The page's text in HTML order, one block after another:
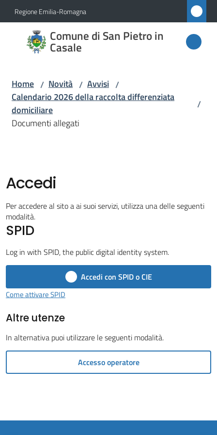
Vai al contenuto
Vai alla navigazione
Vai al footer
Regione Emilia-Romagna
Comune di San Pietro in
Casale
Comune
di San
Casale
Menu selezionato
Servizi
Vivere
il
Trasparente
Tutti
argomenti...
Home / Novità / Avvisi /
Calendario 2026 della raccolta differenziata
domiciliare
/
Documenti allegati
Accedi
Per accedere al sito a ai suoi servizi, utilizza una delle seguenti
modalità.
SPID
Log in with SPID, the public digital identity system.
Accedi con SPID o CIE
Come attivare SPID
Altre utenze
In alternativa puoi utilizzare le seguenti modalità.
Accesso operatore